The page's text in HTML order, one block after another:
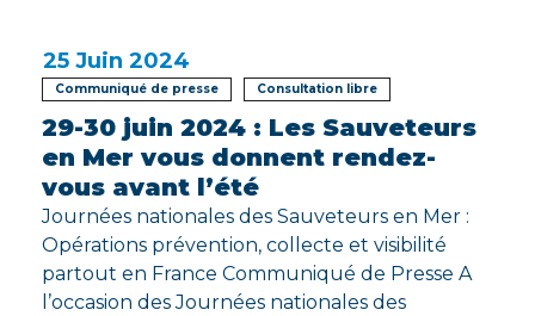
25 Juin 2024
Communiqué de presse Consultation libre
29-30 juin 2024 : Les Sauveteurs
en Mer vous donnent rendez-
vous avant l’été
Journées nationales des Sauveteurs en Mer :
Opérations prévention, collecte et visibilité
partout en France Communiqué de Presse A
l’occasion des Journées nationales des